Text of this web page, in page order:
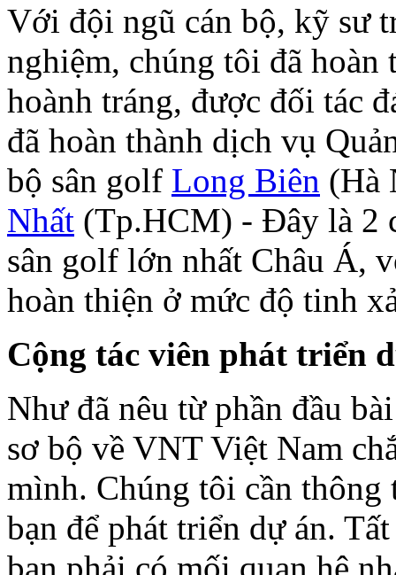
Với đội ngũ cán bộ, kỹ sư
nghiệm, chúng tôi đã hoàn
hoành tráng, được đối tác
đã hoàn thành dịch vụ
bộ sân golf Long Biên (Hà
Nhất (Tp.HCM) - Đây là 2
sân golf lớn nhất Châu Á,
hoàn thiện ở mức độ tinh
Cộng tác viên phát triển
Như đã nêu từ phần đầu
sơ bộ về VNT Việt Nam
mình. Chúng tôi cần thông
bạn để phát triển dự án.
bạn phải có mối quan hệ